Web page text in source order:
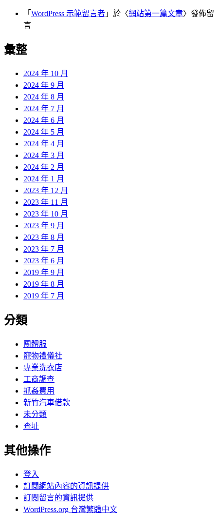
「 WordPress 示範留言者 」於〈網站第一篇文章〉發佈留
言
彙整
2024 年 10 月
2024 年 9 月
2024 年 8 月
2024 年 7 月
2024 年 6 月
2024 年 5 月
2024 年 4 月
2024 年 3 月
2024 年 2 月
2024 年 1 月
2023 年 12 月
2023 年 11 月
2023 年 10 月
2023 年 9 月
2023 年 8 月
2023 年 7 月
2023 年 6 月
2019 年 9 月
2019 年 8 月
2019 年 7 月
分類
團體服
寵物禮儀社
專業洗衣店
工商調查
抓姦費用
新竹汽車借款
未分類
查址
其他操作
登入
訂閱網站內容的資訊提供
訂閱留言的資訊提供
WordPress.org 台灣繁體中文